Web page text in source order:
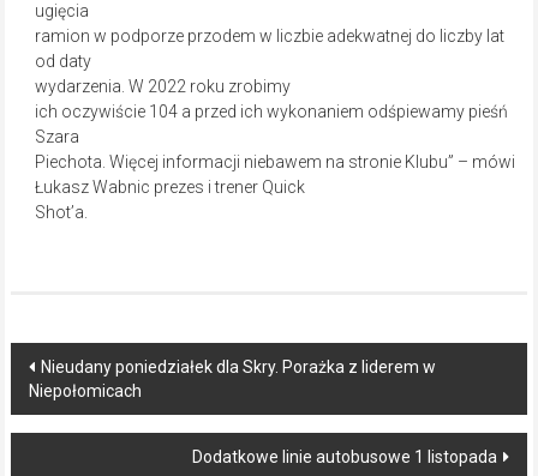
ugięcia
ramion w podporze przodem w liczbie adekwatnej do liczby lat
od daty
wydarzenia. W 2022 roku zrobimy
ich oczywiście 104 a przed ich wykonaniem odśpiewamy pieśń
Szara
Piechota. Więcej informacji niebawem na stronie Klubu” – mówi
Łukasz Wabnic prezes i trener Quick
Shot’a.
Post
navigation
Nieudany poniedziałek dla Skry. Porażka z liderem w
Niepołomicach
Dodatkowe linie autobusowe 1 listopada